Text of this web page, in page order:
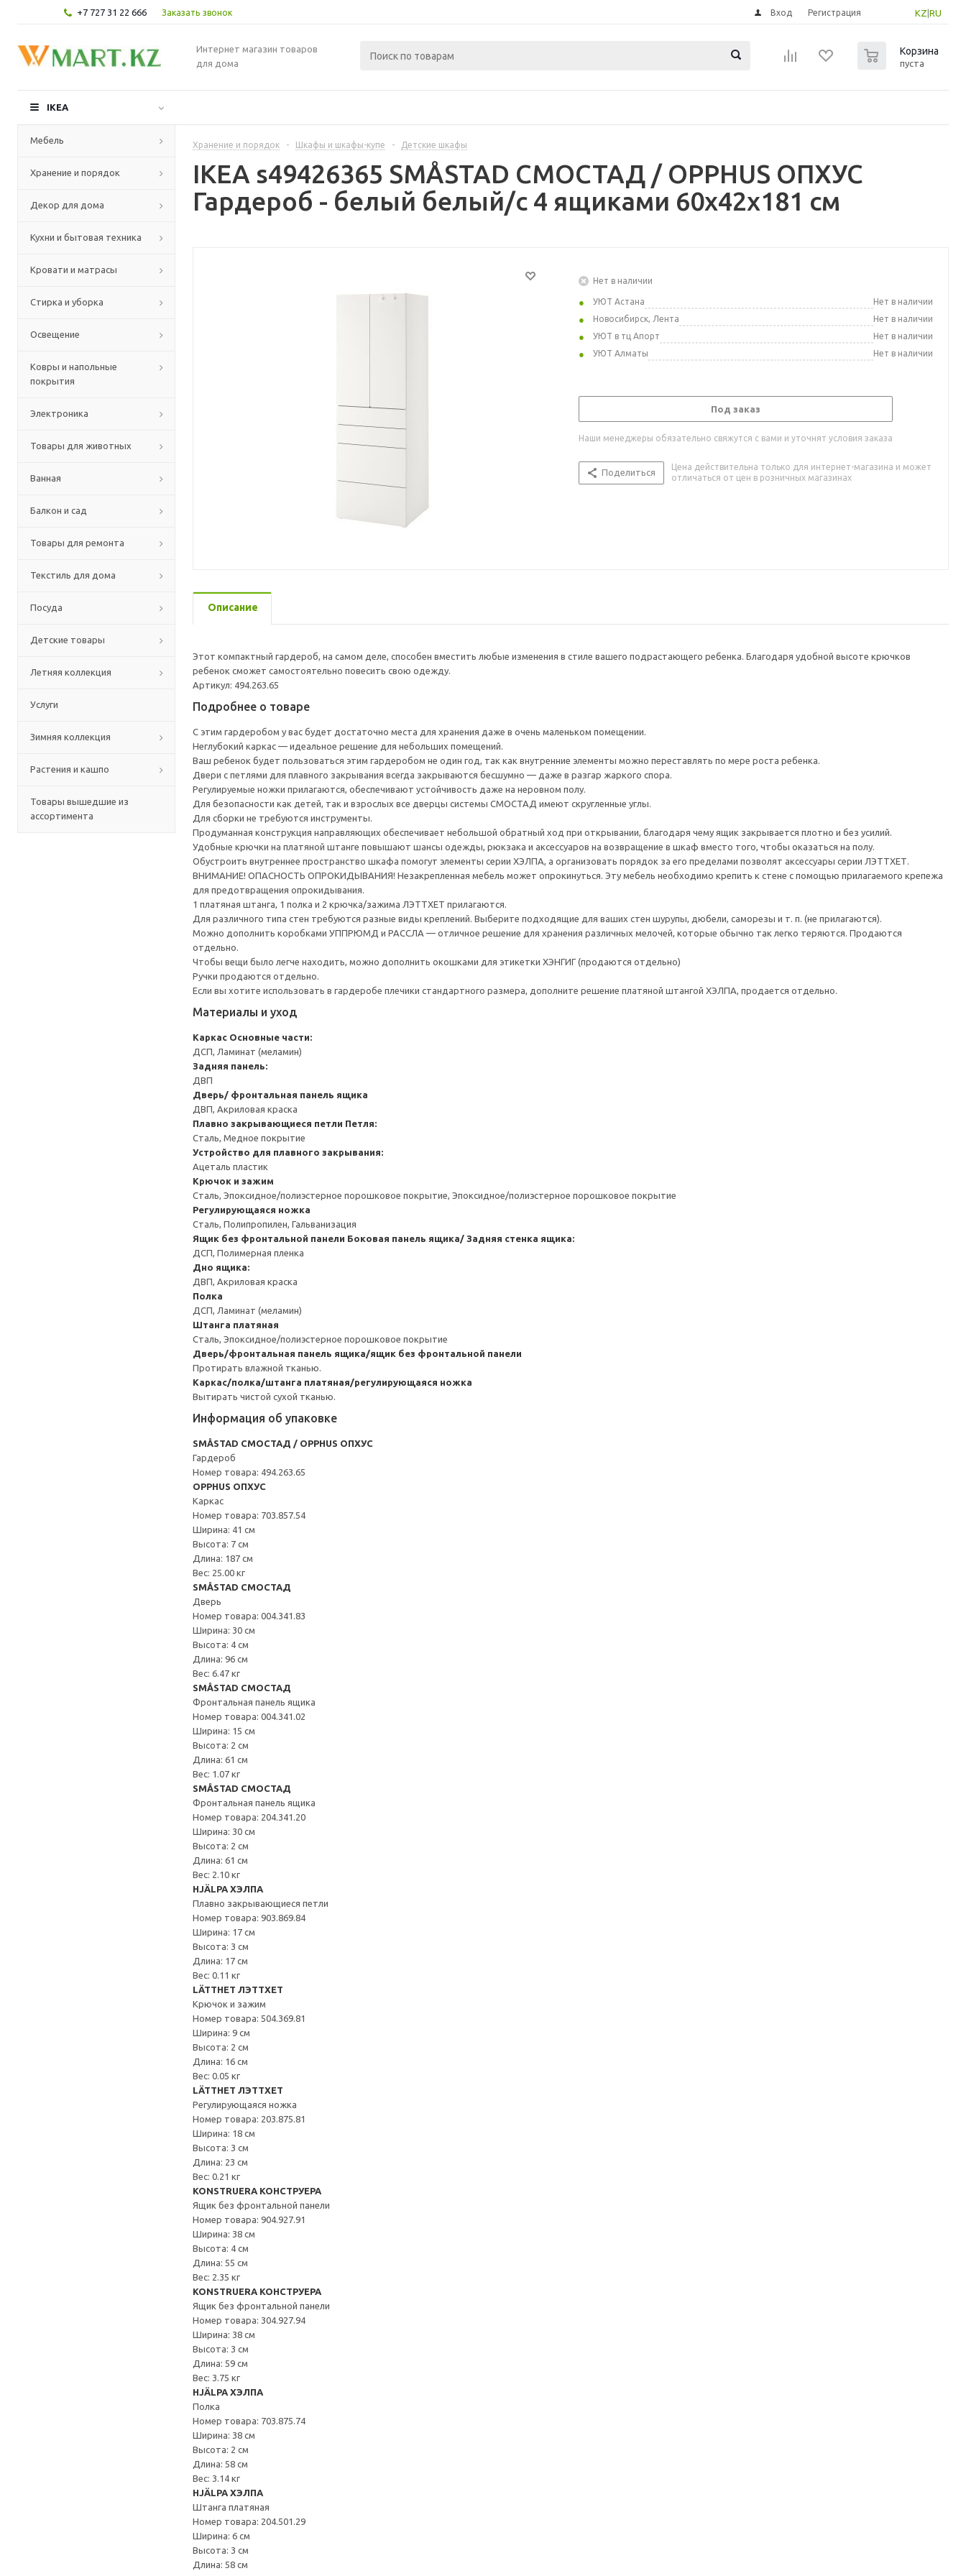
+7 727 31 22 666 Заказать звонок KZ RU
Вход Регистрация
Интернет магазин товаров
для дома
Корзина
пуста
IKEA
Мебель
Хранение и порядок
Декор для дома
Кухни и бытовая техника
Кровати и матрасы
Стирка и уборка
Освещение
Ковры и напольные
покрытия
Электроника
Товары для животных
Ванная
Балкон и сад
Товары для ремонта
Текстиль для дома
Посуда
Детские товары
Летняя коллекция
Услуги
Зимняя коллекция
Растения и кашпо
Товары вышедшие из
ассортимента
Хранение и порядок - Шкафы и шкафы-купе - Детские шкафы
IKEA s49426365 SMÅSTAD СМОСТАД / OPPHUS ОПХУС
Гардероб - белый белый/с 4 ящиками 60x42x181 см
Нет в наличии
УЮТ Астана
Нет в наличии
Новосибирск, Лента
Нет в наличии
УЮТ в тц Апорт
Нет в наличии
УЮТ Алматы
Нет в наличии
Под заказ
Наши менеджеры обязательно свяжутся с вами и уточнят условия заказа
Поделиться
Цена действительна только для интернет-магазина и может
отличаться от цен в розничных магазинах
Описание
Этот компактный гардероб, на самом деле, способен вместить любые изменения в стиле вашего подрастающего ребенка. Благодаря удобной высоте крючков
ребенок сможет самостоятельно повесить свою одежду.
Артикул: 494.263.65
Подробнее о товаре
С этим гардеробом у вас будет достаточно места для хранения даже в очень маленьком помещении.
Неглубокий каркас — идеальное решение для небольших помещений.
Ваш ребенок будет пользоваться этим гардеробом не один год, так как внутренние элементы можно переставлять по мере роста ребенка.
Двери с петлями для плавного закрывания всегда закрываются бесшумно — даже в разгар жаркого спора.
Регулируемые ножки прилагаются, обеспечивают устойчивость даже на неровном полу.
Для безопасности как детей, так и взрослых все дверцы системы СМОСТАД имеют скругленные углы.
Для сборки не требуются инструменты.
Продуманная конструкция направляющих обеспечивает небольшой обратный ход при открывании, благодаря чему ящик закрывается плотно и без усилий.
Удобные крючки на платяной штанге повышают шансы одежды, рюкзака и аксессуаров на возвращение в шкаф вместо того, чтобы оказаться на полу.
Обустроить внутреннее пространство шкафа помогут элементы серии ХЭЛПА, а организовать порядок за его пределами позволят аксессуары серии ЛЭТТХЕТ.
ВНИМАНИЕ! ОПАСНОСТЬ ОПРОКИДЫВАНИЯ! Незакрепленная мебель может опрокинуться. Эту мебель необходимо крепить к стене с помощью прилагаемого крепежа
для предотвращения опрокидывания.
1 платяная штанга, 1 полка и 2 крючка/зажима ЛЭТТХЕТ прилагаются.
Для различного типа стен требуются разные виды креплений. Выберите подходящие для ваших стен шурупы, дюбели, саморезы и т. п. (не прилагаются).
Можно дополнить коробками УППРЮМД и РАССЛА — отличное решение для хранения различных мелочей, которые обычно так легко теряются. Продаются
отдельно.
Чтобы вещи было легче находить, можно дополнить окошками для этикетки ХЭНГИГ (продаются отдельно)
Ручки продаются отдельно.
Если вы хотите использовать в гардеробе плечики стандартного размера, дополните решение платяной штангой ХЭЛПА, продается отдельно.
Материалы и уход
Каркас Основные части:
ДСП, Ламинат (меламин)
Задняя панель:
ДВП
Дверь/ фронтальная панель ящика
ДВП, Акриловая краска
Плавно закрывающиеся петли Петля:
Сталь, Медное покрытие
Устройство для плавного закрывания:
Ацеталь пластик
Крючок и зажим
Сталь, Эпоксидное/полиэстерное порошковое покрытие, Эпоксидное/полиэстерное порошковое покрытие
Регулирующаяся ножка
Сталь, Полипропилен, Гальванизация
Ящик без фронтальной панели Боковая панель ящика/ Задняя стенка ящика:
ДСП, Полимерная пленка
Дно ящика:
ДВП, Акриловая краска
Полка
ДСП, Ламинат (меламин)
Штанга платяная
Сталь, Эпоксидное/полиэстерное порошковое покрытие
Дверь/фронтальная панель ящика/ящик без фронтальной панели
Протирать влажной тканью.
Каркас/полка/штанга платяная/регулирующаяся ножка
Вытирать чистой сухой тканью.
Информация об упаковке
SMÅSTAD СМОСТАД / OPPHUS ОПХУС
Гардероб
Номер товара: 494.263.65
OPPHUS ОПХУС
Каркас
Номер товара: 703.857.54
Ширина: 41 см
Высота: 7 см
Длина: 187 см
Вес: 25.00 кг
SMÅSTAD СМОСТАД
Дверь
Номер товара: 004.341.83
Ширина: 30 см
Высота: 4 см
Длина: 96 см
Вес: 6.47 кг
SMÅSTAD СМОСТАД
Фронтальная панель ящика
Номер товара: 004.341.02
Ширина: 15 см
Высота: 2 см
Длина: 61 см
Вес: 1.07 кг
SMÅSTAD СМОСТАД
Фронтальная панель ящика
Номер товара: 204.341.20
Ширина: 30 см
Высота: 2 см
Длина: 61 см
Вес: 2.10 кг
HJÄLPA ХЭЛПА
Плавно закрывающиеся петли
Номер товара: 903.869.84
Ширина: 17 см
Высота: 3 см
Длина: 17 см
Вес: 0.11 кг
LÄTTHET ЛЭТТХЕТ
Крючок и зажим
Номер товара: 504.369.81
Ширина: 9 см
Высота: 2 см
Длина: 16 см
Вес: 0.05 кг
LÄTTHET ЛЭТТХЕТ
Регулирующаяся ножка
Номер товара: 203.875.81
Ширина: 18 см
Высота: 3 см
Длина: 23 см
Вес: 0.21 кг
KONSTRUERA КОНСТРУЕРА
Ящик без фронтальной панели
Номер товара: 904.927.91
Ширина: 38 см
Высота: 4 см
Длина: 55 см
Вес: 2.35 кг
KONSTRUERA КОНСТРУЕРА
Ящик без фронтальной панели
Номер товара: 304.927.94
Ширина: 38 см
Высота: 3 см
Длина: 59 см
Вес: 3.75 кг
HJÄLPA ХЭЛПА
Полка
Номер товара: 703.875.74
Ширина: 38 см
Высота: 2 см
Длина: 58 см
Вес: 3.14 кг
HJÄLPA ХЭЛПА
Штанга платяная
Номер товара: 204.501.29
Ширина: 6 см
Высота: 3 см
Длина: 58 см